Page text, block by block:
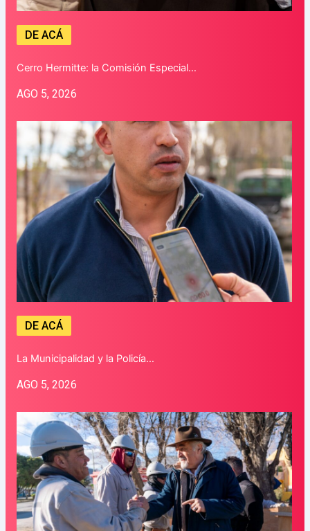
DE ACÁ
Cerro Hermitte: la Comisión Especial…
AGO 5, 2026
DE ACÁ
La Municipalidad y la Policía…
AGO 5, 2026